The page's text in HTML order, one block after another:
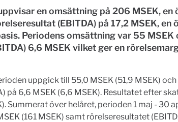
en omsättning på 206 MSEK, en
(EBITDA) på 17,2 MSEK, en
Periodens omsättning var 55 MSEK
6,6 MSEK vilket ger en
uppgick till 55,0 MSEK (51,9 MSEK)
på 6,6 MSEK (6,6 MSEK). Resultatet efter
Summerat över helåret, perioden 1 maj - 30
(161 MSEK) samt rörelseresultatet